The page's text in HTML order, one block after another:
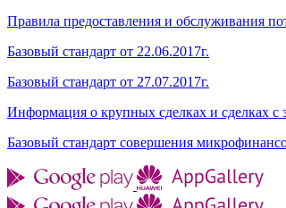
Правила предоставления и обслуживания
Базовый стандарт от 22.06.2017г.
Базовый стандарт от 27.07.2017г.
Информация о крупных сделках и сделках с
Базовый стандарт совершения